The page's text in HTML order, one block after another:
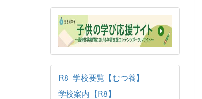
R8_学校要覧【むつ養】
学校案内【R8】